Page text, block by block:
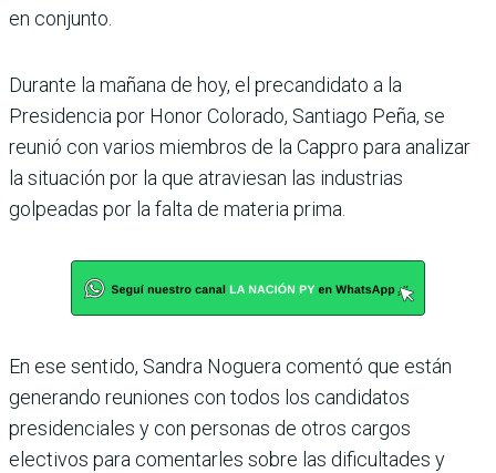
en conjunto.
Durante la mañana de hoy, el precandidato a la
Presidencia por Honor Colorado, Santiago Peña, se
reunió con varios miembros de la Cappro para analizar
la situación por la que atraviesan las industrias
golpeadas por la falta de materia prima.
En ese sentido, Sandra Noguera comentó que están
generando reuniones con todos los candidatos
presidenciales y con personas de otros cargos
electivos para comentarles sobre las dificultades y